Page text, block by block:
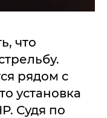
что
рядом с
установка
Судя по